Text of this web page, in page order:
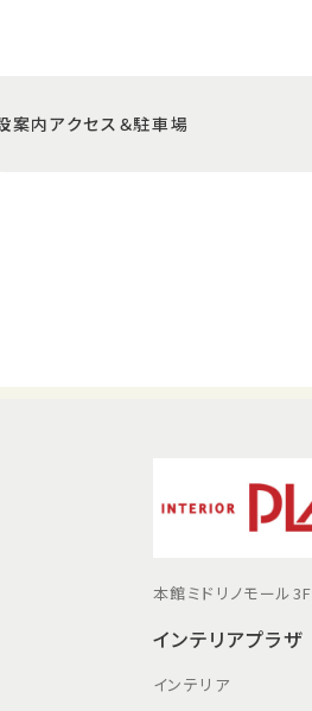
案内アクセス＆駐車場
本館ミドリノモール3F
インテリアプラザ​
インテリア